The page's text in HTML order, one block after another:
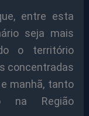
entre esta
seja mais
o território
concentradas
manhã, tanto
na Região